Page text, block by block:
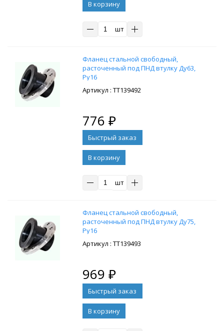
В корзину
шт
Фланец стальной свободный,
расточенный под ПНД втулку Ду63,
Ру16
: ТТ139492
776 ₽
В корзину
шт
Фланец стальной свободный,
расточенный под ПНД втулку Ду75,
Ру16
: ТТ139493
969 ₽
В корзину